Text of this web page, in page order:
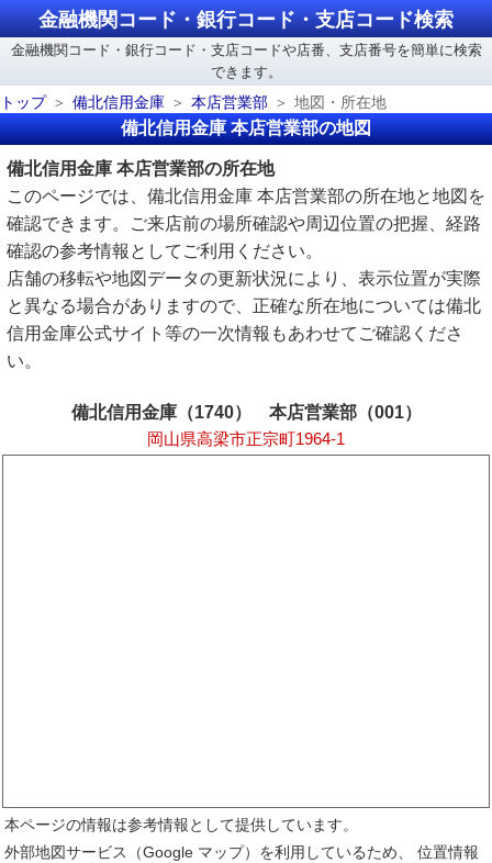
金融機関コード・銀行コード・支店コード検索
金融機関コード・銀行コード・支店コードや店番、支店番号を簡単に検索
できます。
トップ
備北信用金庫 本店営業部 地図・所在地
備北信用金庫 本店営業部の地図
備北信用金庫 本店営業部の所在地
このページでは、備北信用金庫 本店営業部の所在地と地図を
確認できます。ご来店前の場所確認や周辺位置の把握、経路
確認の参考情報としてご利用ください。
店舗の移転や地図データの更新状況により、表示位置が実際
と異なる場合がありますので、正確な所在地については備北
信用金庫公式サイト等の一次情報もあわせてご確認くださ
い。
備北信用金庫（1740） 本店営業部（001）
岡山県高梁市正宗町1964-1
本ページの情報は参考情報として提供しています。
外部地図サービス（Google マップ）を利用しているため、 位置情報